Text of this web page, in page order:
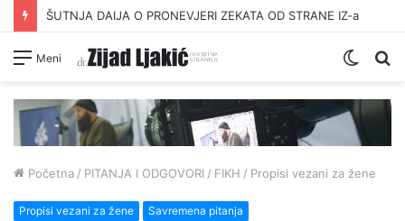
ŠUTNJA DAIJA O PRONEVJERI ZEKATA OD STRANE IZ-a
Meni
Switch
Početna / PITANJA I ODGOVORI / FIKH / Propisi vezani za žene
Propisi vezani za žene Savremena pitanja